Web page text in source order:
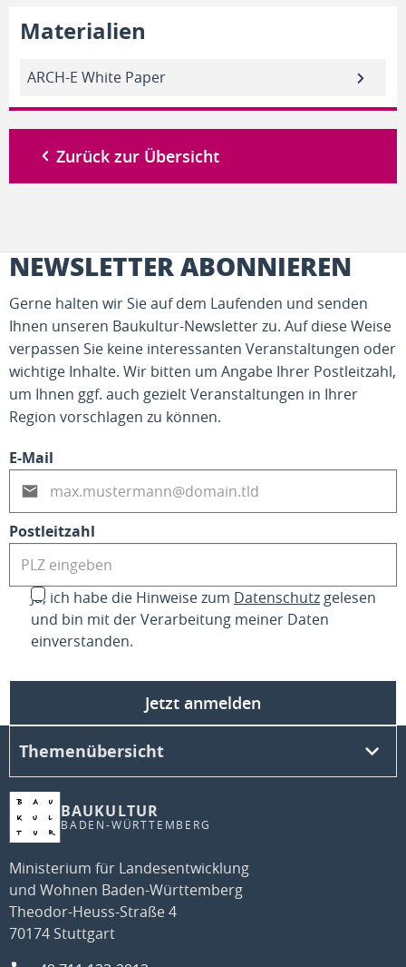
Materialien
ARCH-E White Paper
Zurück zur Übersicht
NEWSLETTER ABONNIEREN
Gerne halten wir Sie auf dem Laufenden und senden
Ihnen unseren Baukultur-Newsletter zu. Auf diese Weise
verpassen Sie keine interessanten Veranstaltungen oder
wichtige Inhalte. Wir bitten um Angabe Ihrer Postleitzahl,
um Ihnen ggf. auch gezielt Veranstaltungen in Ihrer
Region vorschlagen zu können.
E-Mail
Postleitzahl
Ja, ich habe die Hinweise zum Datenschutz gelesen
und bin mit der Verarbeitung meiner Daten
einverstanden.
Jetzt anmelden
BAUKULTUR
BADEN-WÜRTTEMBERG
Ministerium für Landesentwicklung
und Wohnen Baden-Württemberg
Theodor-Heuss-Straße 4
70174 Stuttgart
Themenübersicht